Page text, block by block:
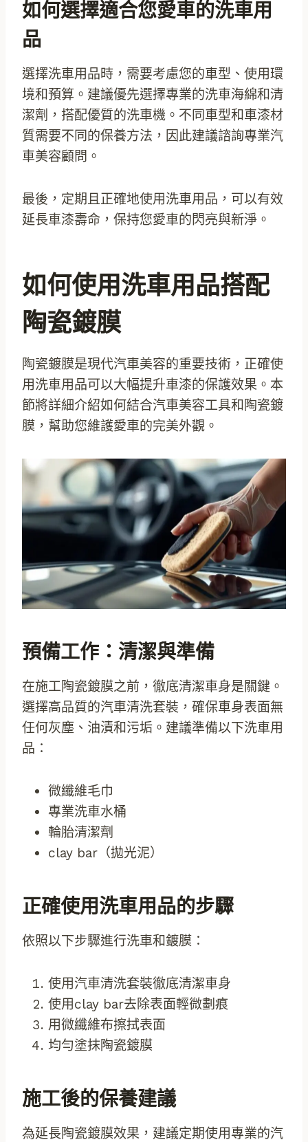
如何選擇適合您愛車的洗車用
品
選擇洗車用品時，需要考慮您的車型、使用環
境和預算。建議優先選擇專業的洗車海綿和清
潔劑，搭配優質的洗車機。不同車型和車漆材
質需要不同的保養方法，因此建議諮詢專業汽
車美容顧問。
最後，定期且正確地使用洗車用品，可以有效
延長車漆壽命，保持您愛車的閃亮與新淨。
如何使用洗車用品搭配
陶瓷鍍膜
陶瓷鍍膜是現代汽車美容的重要技術，正確使
用洗車用品可以大幅提升車漆的保護效果。本
節將詳細介紹如何結合汽車美容工具和陶瓷鍍
膜，幫助您維護愛車的完美外觀。
預備工作：清潔與準備
在施工陶瓷鍍膜之前，徹底清潔車身是關鍵。
選擇高品質的汽車清洗套裝，確保車身表面無
任何灰塵、油漬和污垢。建議準備以下洗車用
品：
微纖維毛巾
專業洗車水桶
輪胎清潔劑
clay bar（拋光泥）
正確使用洗車用品的步驟
依照以下步驟進行洗車和鍍膜：
使用汽車清洗套裝徹底清潔車身
使用clay bar去除表面輕微劃痕
用微纖維布擦拭表面
均勻塗抹陶瓷鍍膜
施工後的保養建議
為延長陶瓷鍍膜效果，建議定期使用專業的汽